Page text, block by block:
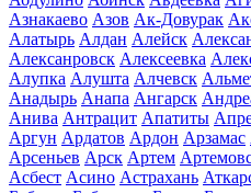
Азнакаево Азов Ак-Довурак
Алатырь Алдан Алейск
Алексанровск Алексеевка
Алупка Алушта Алчевск
Анадырь Анапа Ангарск
Анива Антрацит Апатиты
Аргун Ардатов Ардон Арзамас
Арсеньев Арск Артем
Асбест Асино Астрахань